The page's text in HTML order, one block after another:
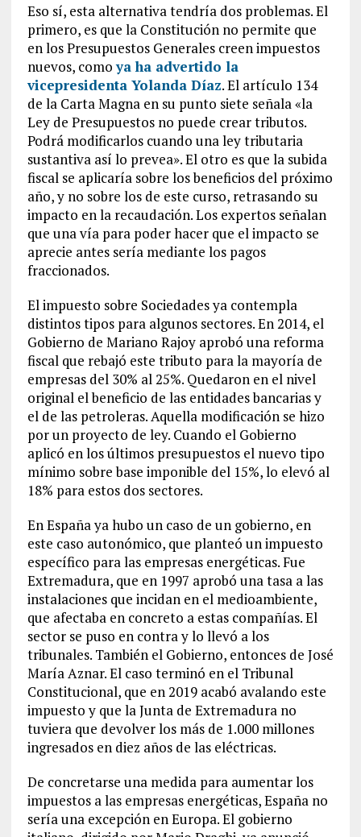
Eso sí, esta alternativa tendría dos problemas. El
primero, es que la Constitución no permite que
en los Presupuestos Generales creen impuestos
nuevos, comoya ha advertido la
vicepresidenta Yolanda Díaz. El artículo 134
de la Carta Magna en su punto siete señala «la
Ley de Presupuestos no puede crear tributos.
Podrá modificarlos cuando una ley tributaria
sustantiva así lo prevea». El otro es que la subida
fiscal se aplicaría sobre los beneficios del próximo
año, y no sobre los de este curso, retrasando su
impacto en la recaudación. Los expertos señalan
que una vía para poder hacer que el impacto se
aprecie antes sería mediante los pagos
fraccionados.
El impuesto sobre Sociedades ya contempla
distintos tipos para algunos sectores. En 2014, el
Gobierno de Mariano Rajoy aprobó una reforma
fiscal que rebajó este tributo para la mayoría de
empresas del 30% al 25%. Quedaron en el nivel
original el beneficio de las entidades bancarias y
el de las petroleras. Aquella modificación se hizo
por un proyecto de ley. Cuando el Gobierno
aplicó en los últimos presupuestos el nuevo tipo
mínimo sobre base imponible del 15%, lo elevó al
18% para estos dos sectores.
En España ya hubo un caso de un gobierno, en
este caso autonómico, que planteó un impuesto
específico para las empresas energéticas. Fue
Extremadura, que en 1997 aprobó una tasa a las
instalaciones que incidan en el medioambiente,
que afectaba en concreto a estas compañías. El
sector se puso en contra y lo llevó a los
tribunales. También el Gobierno, entonces de José
María Aznar. El caso terminó en el Tribunal
Constitucional, que en 2019 acabó avalando este
impuesto y que la Junta de Extremadura no
tuviera que devolver los más de 1.000 millones
ingresados en diez años de las eléctricas.
De concretarse una medida para aumentar los
impuestos a las empresas energéticas, España no
sería una excepción en Europa. El gobierno